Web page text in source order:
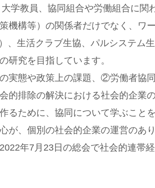
学教員、協同組合や労働組合に
機構等）の関係者だけでなく、ワ
、生活クラブ生協、パルシステム
研究を目指しています。
実態や政策上の課題、②労働者協
排除の解決における社会的企業
るために、協同について学ぶこと
が、個別の社会的企業の運営のあ
年7月23日の総会で社会的連帯